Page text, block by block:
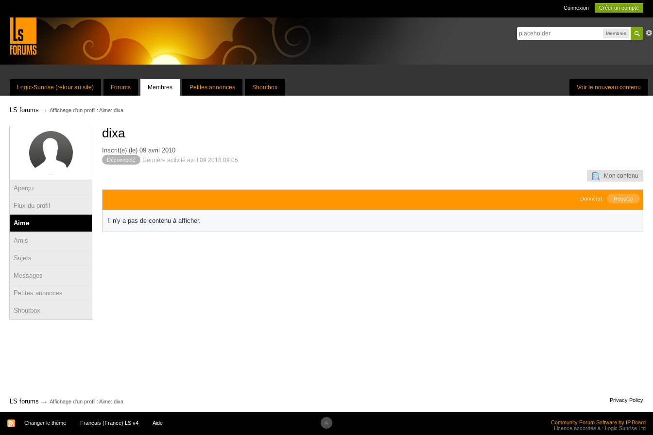
Connexion Créer un compte
Membres
Voir le nouveau contenu
Logic-Sunrise (retour au site) Forums Membres Petites annonces Shoutbox
LS forums → Affichage d'un profil : Aime: dixa
Aperçu
Flux du profil
Aime
Amis
Sujets
Messages
Petites annonces
Shoutbox
dixa
Inscrit(e) (le) 09 avril 2010
Déconnecté Dernière activité avril 09 2018 09:05
Mon contenu
Donné(s) Reçu(s)
Il n'y a pas de contenu à afficher.
LS forums → Affichage d'un profil : Aime: dixa Privacy Policy
Changer le thème Français (France) LS v4 Aide
Community Forum Software by IP.Board
Licence accordée à : Logic Sunrise Ltd